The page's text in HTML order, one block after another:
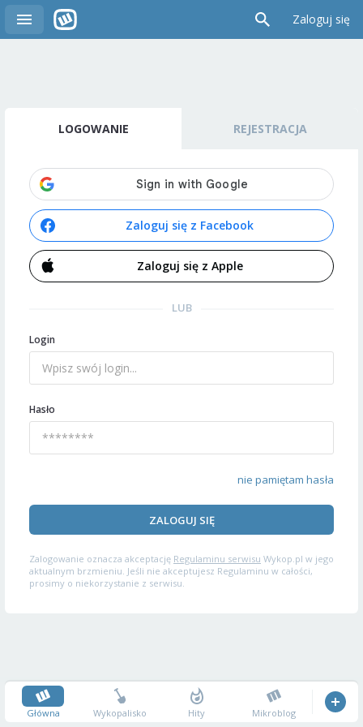
Zaloguj się
LOGOWANIE REJESTRACJA
Zaloguj się z Facebook
Zaloguj się z Apple
LUB
Login
Hasło
nie pamiętam hasła
ZALOGUJ SIĘ
Zalogowanie oznacza akceptację Regulaminu serwisu Wykop.pl w jego
aktualnym brzmieniu. Jeśli nie akceptujesz Regulaminu w całości,
prosimy o niekorzystanie z serwisu.
Główna Wykopalisko Hity Mikroblog